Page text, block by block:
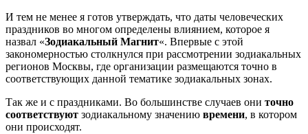
И тем не менее я готов утверждать, что даты человеческих
праздников во многом определены влиянием, которое я
назвал «Зодиакальный Магнит«. Впервые с этой
закономерностью столкнулся при рассмотрении зодиакальных
регионов Москвы, где организации размещаются точно в
соответствующих данной тематике зодиакальных зонах.
Так же и с праздниками. Во большинстве случаев они точно
соответствуют зодиакальному значению времени, в котором
они происходят.